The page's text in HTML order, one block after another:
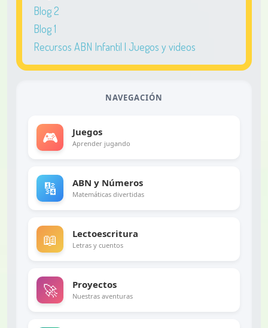
Blog 2
Blog 1
Recursos ABN Infantil | Juegos y videos
NAVEGACIÓN
🎮 Juegos
Aprender jugando
🔢 ABN y Números
Matemáticas divertidas
📖 Lectoescritura
Letras y cuentos
🚀 Proyectos
Nuestras aventuras